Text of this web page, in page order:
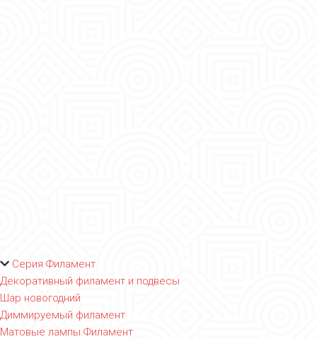
Серия Филамент
Декоративный филамент и подвесы
Шар новогодний
Диммируемый филамент
Матовые лампы Филамент